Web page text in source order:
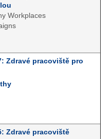
Zdravé pracoviště pro
Zdravé pracoviště